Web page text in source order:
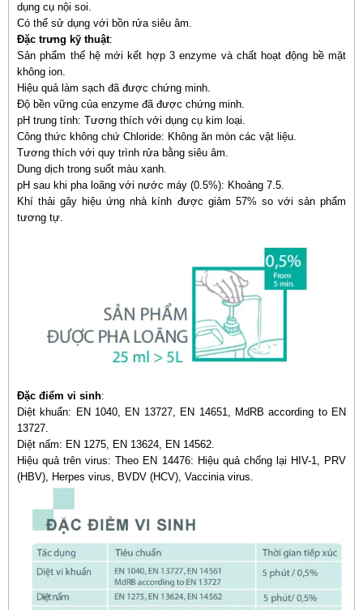
dụng cụ nội soi.
Có thể sử dụng với bồn rửa siêu âm.
Đặc trưng kỹ thuật:
Sản phẩm thế hệ mới kết hợp 3 enzyme và chất hoạt động bề mặt
không ion.
Hiệu quả làm sạch đã được chứng minh.
Độ bền vững của enzyme đã được chứng minh.
pH trung tính: Tương thích với dụng cụ kim loại.
Công thức không chứ Chloride: Không ăn mòn các vật liệu.
Tương thích với quy trình rửa bằng siêu âm.
Dung dịch trong suốt màu xanh.
pH sau khi pha loãng với nước máy (0.5%): Khoảng 7.5.
Khí thải gây hiệu ứng nhà kính được giảm 57% so với sản phẩm
tương tự.
Đặc điểm vi sinh:
Diệt khuẩn: EN 1040, EN 13727, EN 14651, MdRB according to EN
13727.
Diệt nấm: EN 1275, EN 13624, EN 14562.
Hiệu quả trên virus: Theo EN 14476: Hiệu quả chống lại HIV-1, PRV
(HBV), Herpes virus, BVDV (HCV), Vaccinia virus.